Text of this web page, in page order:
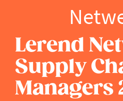
Lerend
Supply
Managers